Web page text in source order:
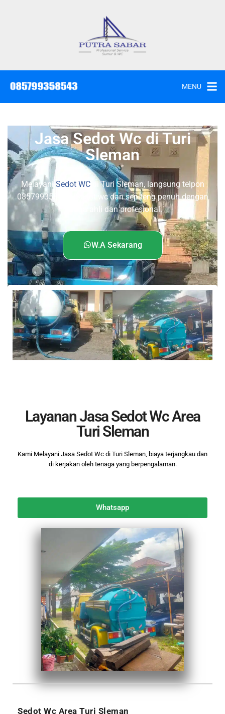
MENU
Jasa Sedot Wc di Turi
Sleman
Melayani Sedot WCdi Turi Sleman, langsung telpon
085799358543. Sedot wc dan sepiteng penuh dengan
tenaga ahli dan profesional.
W.A Sekarang
Layanan Jasa Sedot Wc Area
Turi Sleman
Kami Melayani Jasa Sedot Wc di Turi Sleman, biaya terjangkau dan
di kerjakan oleh tenaga yang berpengalaman.
Whatsapp
Sedot Wc Area Turi Sleman